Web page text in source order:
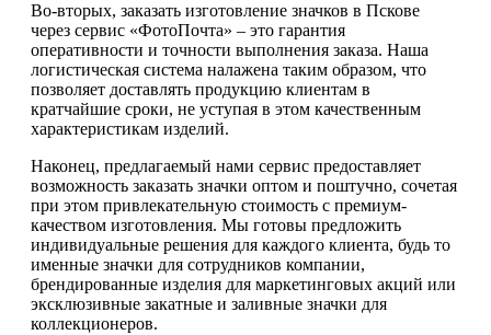
Во-вторых, заказать изготовление значков в Пскове
через сервис «ФотоПочта» – это гарантия
оперативности и точности выполнения заказа. Наша
логистическая система налажена таким образом, что
позволяет доставлять продукцию клиентам в
кратчайшие сроки, не уступая в этом качественным
характеристикам изделий.
Наконец, предлагаемый нами сервис предоставляет
возможность заказать значки оптом и поштучно, сочетая
при этом привлекательную стоимость с премиум-
качеством изготовления. Мы готовы предложить
индивидуальные решения для каждого клиента, будь то
именные значки для сотрудников компании,
брендированные изделия для маркетинговых акций или
эксклюзивные закатные и заливные значки для
коллекционеров.